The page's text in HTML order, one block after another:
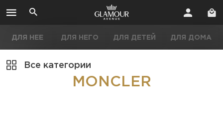
ДЛЯ НЕЕ ДЛЯ НЕГО ДЛЯ ДЕТЕЙ ДЛЯ ДОМА
Все категории
MONCLER